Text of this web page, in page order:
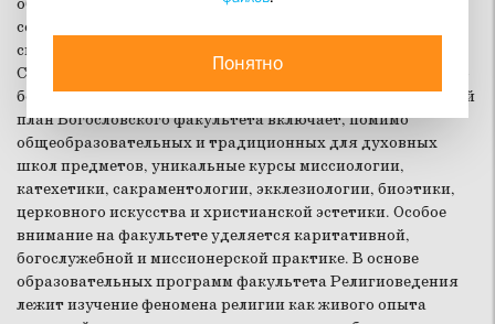
образовательной концепции СФИ было названо
совмещение лучших качеств традиционного духовного и
светского образования. Программы вуза опираются на
Священное писание, святоотеческую традицию и русскую
богословскую и философскую мысль. В частности, учебный
план Богословского факультета включает, помимо
общеобразовательных и традиционных для духовных
школ предметов, уникальные курсы миссиологии,
катехетики, сакраментологии, экклезиологии, биоэтики,
церковного искусства и христианской эстетики. Особое
внимание на факультете уделяется каритативной,
богослужебной и миссионерской практике. В основе
образовательных программ факультета Религиоведения
лежит изучение феномена религии как живого опыта
Понятно